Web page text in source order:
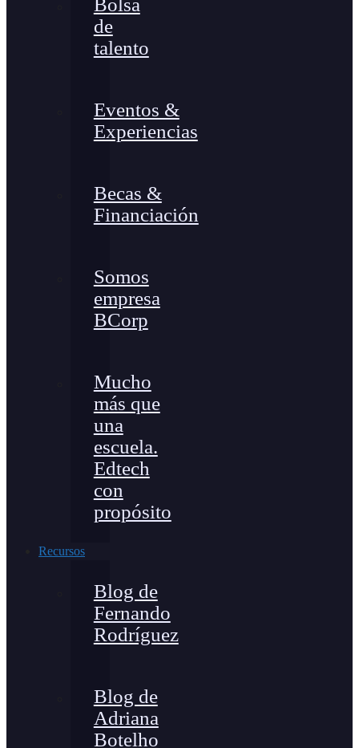
Bolsa
de
talento
Eventos &
Experiencias
Becas &
Financiación
Somos
empresa
BCorp
Mucho
más que
una
escuela.
Edtech
con
propósito
Recursos
Blog de
Fernando
Rodríguez
Blog de
Adriana
Botelho